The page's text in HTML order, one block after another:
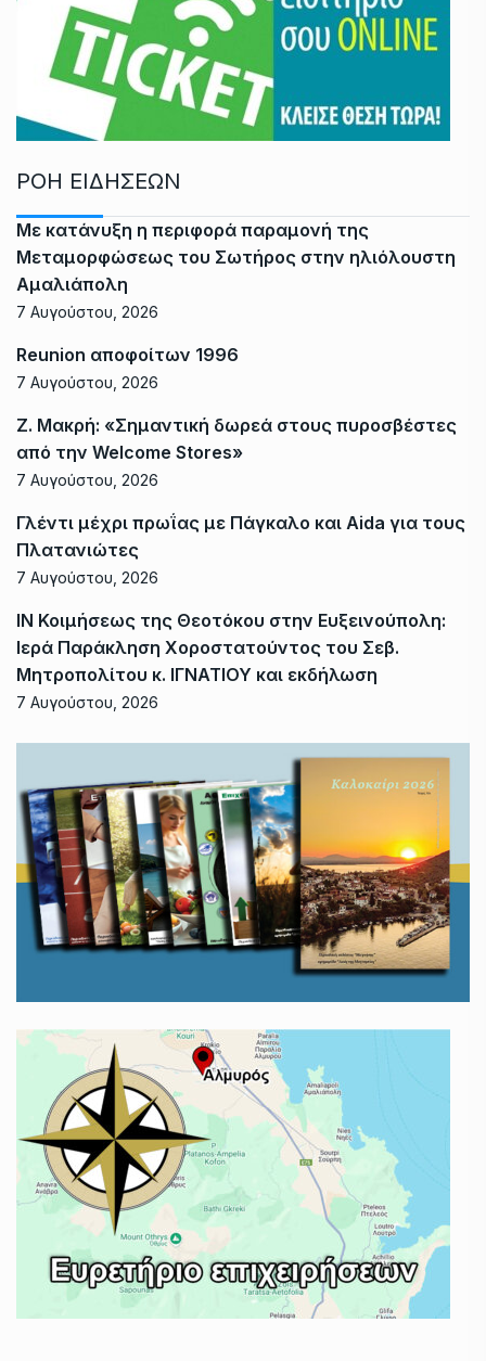
ΡΟΗ ΕΙΔΗΣΕΩΝ
Με κατάνυξη η περιφορά παραμονή της
Μεταμορφώσεως του Σωτήρος στην ηλιόλουστη
Αμαλιάπολη
7 Αυγούστου, 2026
Reunion αποφοίτων 1996
7 Αυγούστου, 2026
Ζ. Μακρή: «Σημαντική δωρεά στους πυροσβέστες
από την Welcome Stores»
7 Αυγούστου, 2026
Γλέντι μέχρι πρωΐας με Πάγκαλο και Aida για τους
Πλατανιώτες
7 Αυγούστου, 2026
ΙΝ Κοιμήσεως της Θεοτόκου στην Ευξεινούπολη:
Ιερά Παράκληση Χοροστατούντος του Σεβ.
Μητροπολίτου κ. ΙΓΝΑΤΙΟΥ και εκδήλωση
7 Αυγούστου, 2026